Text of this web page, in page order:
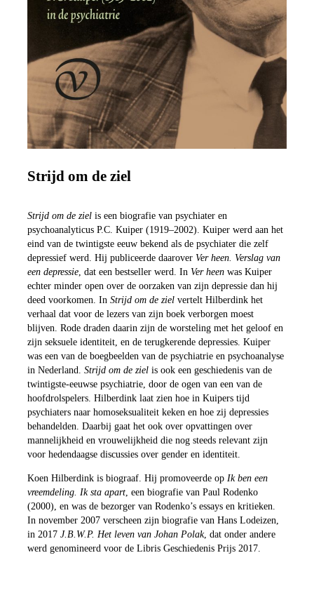
Strijd om de ziel
Strijd om de ziel is een biografie van psychiater en
psychoanalyticus P.C. Kuiper (1919–2002). Kuiper werd aan het
eind van de twintigste eeuw bekend als de psychiater die zelf
depressief werd. Hij publiceerde daarover Ver heen. Verslag van
een depressie, dat een bestseller werd. In Ver heen was Kuiper
echter minder open over de oorzaken van zijn depressie dan hij
deed voorkomen. InStrijd om de ziel vertelt Hilberdink het
verhaal dat voor de lezers van zijn boek verborgen moest
blijven. Rode draden daarin zijn de worsteling met het geloof en
zijn seksuele identiteit, en de terugkerende depressies. Kuiper
was een van de boegbeelden van de psychiatrie en psychoanalyse
in Nederland.Strijd om de ziel is ook een geschiedenis van de
twintigste-eeuwse psychiatrie, door de ogen van een van de
hoofdrolspelers. Hilberdink laat zien hoe in Kuipers tijd
psychiaters naar homoseksualiteit keken en hoe zij depressies
behandelden. Daarbij gaat het ook over opvattingen over
mannelijkheid en vrouwelijkheid die nog steeds relevant zijn
voor hedendaagse discussies over gender en identiteit.
Koen Hilberdink is biograaf. Hij promoveerde opIk ben een
vreemdeling. Ik sta apart, een biografie van Paul Rodenko
(2000), en was de bezorger van Rodenko’s essays en kritieken.
In november 2007 verscheen zijn biografie van Hans Lodeizen,
in 2017J.B.W.P. Het leven van Johan Polak, dat onder andere
werd genomineerd voor de Libris Geschiedenis Prijs 2017.